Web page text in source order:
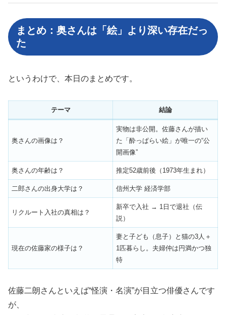
まとめ：奥さんは「絵」より深い存在だっ
た
というわけで、本日のまとめです。
テーマ 結論
奥さんの画像は？
実物は非公開。佐藤さんが描い
た「酔っぱらい絵」が唯一の“公
開画像”
奥さんの年齢は？ 推定52歳前後（1973年生まれ）
二郎さんの出身大学は？ 信州大学 経済学部
リクルート入社の真相は？
新卒で入社 → 1日で退社（伝
説）
現在の佐藤家の様子は？
妻と子ども（息子）と猫の3人＋
1匹暮らし。夫婦仲は円満かつ独
特
佐藤二朗さんといえば“怪演・名演”が目立つ俳優さんです
が、